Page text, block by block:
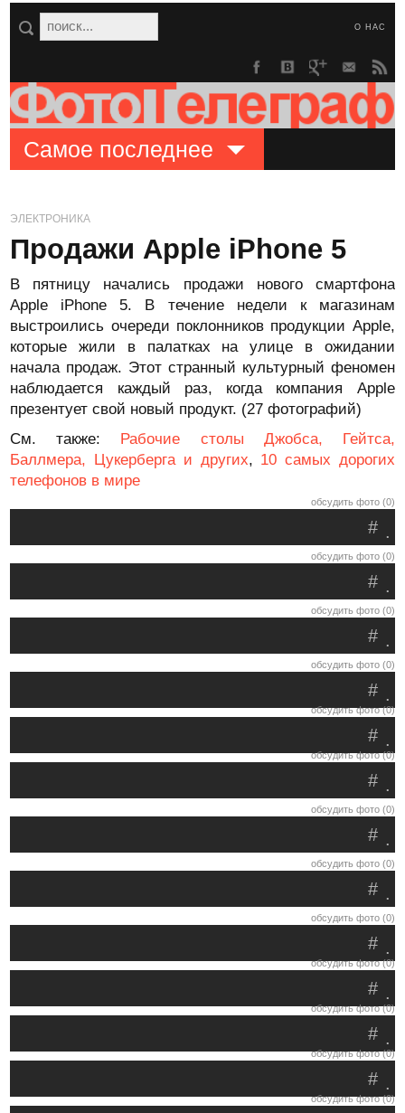
О НАС
Самое последнее
ЭЛЕКТРОНИКА
Продажи Apple iPhone 5
В пятницу начались продажи нового смартфона
Apple iPhone 5. В течение недели к магазинам
выстроились очереди поклонников продукции Apple,
которые жили в палатках на улице в ожидании
начала продаж. Этот странный культурный феномен
наблюдается каждый раз, когда компания Apple
презентует свой новый продукт. (27 фотографий)
См. также: Рабочие столы Джобса, Гейтса,
Баллмера, Цукерберга и других, 10 самых дорогих
телефонов в мире
обсудить фото (0)
.
#
обсудить фото (0)
.
#
обсудить фото (0)
.
#
обсудить фото (0)
.
#
обсудить фото (0)
.
#
обсудить фото (0)
.
#
обсудить фото (0)
.
#
обсудить фото (0)
.
#
обсудить фото (0)
.
#
обсудить фото (0)
.
#
обсудить фото (0)
.
#
обсудить фото (0)
.
#
обсудить фото (0)